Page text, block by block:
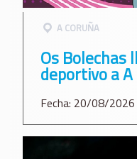
A CORUÑA
Os Bolechas
deportivo a
Fecha: 20/08/